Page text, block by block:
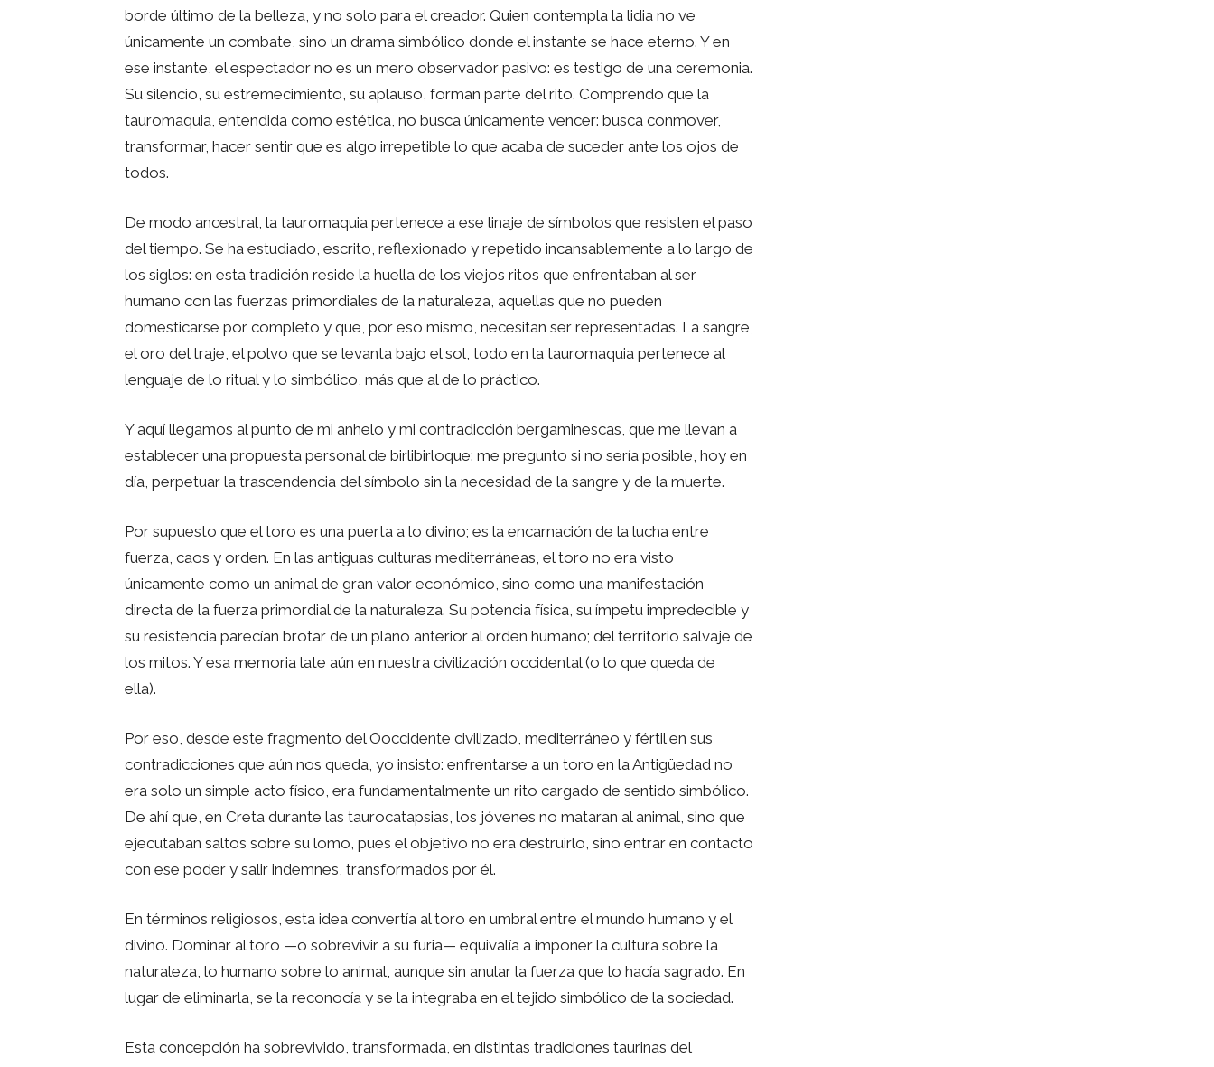
borde último de la belleza, y no solo para el creador. Quien contempla la lidia no ve
únicamente un combate, sino un drama simbólico donde el instante se hace eterno. Y en
ese instante, el espectador no es un mero observador pasivo: es testigo de una ceremonia.
Su silencio, su estremecimiento, su aplauso, forman parte del rito. Comprendo que la
tauromaquia, entendida como estética, no busca únicamente vencer: busca conmover,
transformar, hacer sentir que es algo irrepetible lo que acaba de suceder ante los ojos de
todos.
De modo ancestral, la tauromaquia pertenece a ese linaje de símbolos que resisten el paso
del tiempo. Se ha estudiado, escrito, reflexionado y repetido incansablemente a lo largo de
los siglos: en esta tradición reside la huella de los viejos ritos que enfrentaban al ser
humano con las fuerzas primordiales de la naturaleza, aquellas que no pueden
domesticarse por completo y que, por eso mismo, necesitan ser representadas. La sangre,
el oro del traje, el polvo que se levanta bajo el sol, todo en la tauromaquia pertenece al
lenguaje de lo ritual y lo simbólico, más que al de lo práctico.
Y aquí llegamos al punto de mi anhelo y mi contradicción bergaminescas, que me llevan a
establecer una propuesta personal de birlibirloque: me pregunto si no sería posible, hoy en
día, perpetuar la trascendencia del símbolo sin la necesidad de la sangre y de la muerte.
Por supuesto que el toro es una puerta a lo divino; es la encarnación de la lucha entre
fuerza, caos y orden. En las antiguas culturas mediterráneas, el toro no era visto
únicamente como un animal de gran valor económico, sino como una manifestación
directa de la fuerza primordial de la naturaleza. Su potencia física, su ímpetu impredecible y
su resistencia parecían brotar de un plano anterior al orden humano; del territorio salvaje de
los mitos. Y esa memoria late aún en nuestra civilización occidental (o lo que queda de
ella).
Por eso, desde este fragmento del Ooccidente civilizado, mediterráneo y fértil en sus
contradicciones que aún nos queda, yo insisto: enfrentarse a un toro en la Antigüedad no
era solo un simple acto físico, era fundamentalmente un rito cargado de sentido simbólico.
De ahí que, en Creta durante las taurocatapsias, los jóvenes no mataran al animal, sino que
ejecutaban saltos sobre su lomo, pues el objetivo no era destruirlo, sino entrar en contacto
con ese poder y salir indemnes, transformados por él.
En términos religiosos, esta idea convertía al toro en umbral entre el mundo humano y el
divino. Dominar al toro —o sobrevivir a su furia— equivalía a imponer la cultura sobre la
naturaleza, lo humano sobre lo animal, aunque sin anular la fuerza que lo hacía sagrado. En
lugar de eliminarla, se la reconocía y se la integraba en el tejido simbólico de la sociedad.
Esta concepción ha sobrevivido, transformada, en distintas tradiciones taurinas del